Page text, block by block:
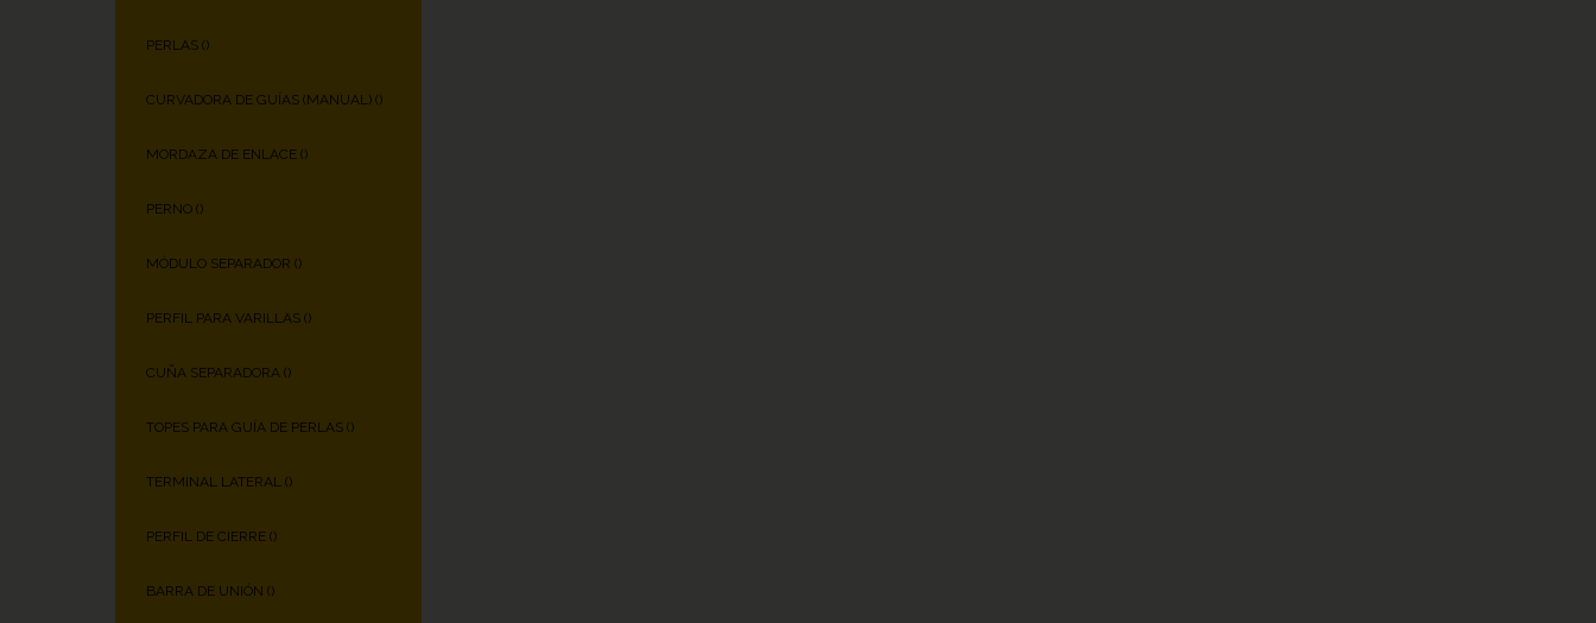
PERLAS ()
CURVADORA DE GUÍAS (MANUAL) ()
MORDAZA DE ENLACE ()
PERNO ()
MÓDULO SEPARADOR ()
PERFIL PARA VARILLAS ()
CUÑA SEPARADORA ()
TOPES PARA GUÍA DE PERLAS ()
TERMINAL LATERAL ()
PERFIL DE CIERRE ()
BARRA DE UNIÓN ()